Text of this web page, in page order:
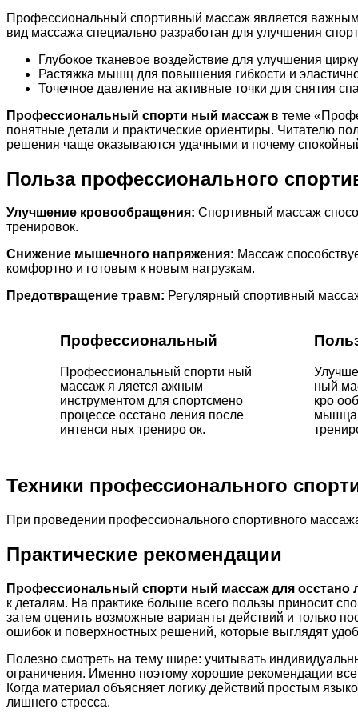
Профессиональный спортивный массаж является
вид массажа специально разработан для улучшения
Глубокое тканевое воздействие для улучшения
Растяжка мышц для повышения гибкости и
Точечное давление на активные точки для снятия
Профессиональный спорти ный массажв теме
понятные детали и практические ориентиры. Читателю
решения чаще оказываются удачными и почему
Польза профессионального
Улучшение кровообращения: Спортивный массаж
тренировок.
Снижение мышечного напряжения: Массаж
комфортно и готовым к новым нагрузкам.
Предотвращение травм: Регулярный спортивный
Профессиональный
Профессиональный спорти ный
массаж я ляется ажным
инструментом для спортсмено
процессе осстано ления после
интенси ных трениро ок.
ный
кро
Техники профессионального
При проведении профессионального спортивного
Практические рекомендации
Профессиональный спорти ный массаж для осстано
к деталям. На практике больше всего пользы приносит
затем оценить возможные варианты действий и только
ошибок и поверхностных решений, которые выглядят
Полезно смотреть на тему шире: учитывать
ограничения. Именно поэтому хорошие рекомендации
Когда материал объясняет логику действий простым
лишнего стресса.